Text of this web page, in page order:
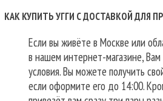
КАК КУПИТЬ УГГИ С ДОСТАВКОЙ ДЛЯ
Если вы живёте в Москве или
в нашем интернет-магазине,
условия. Вы можете получить
если оформите его до 14:00.